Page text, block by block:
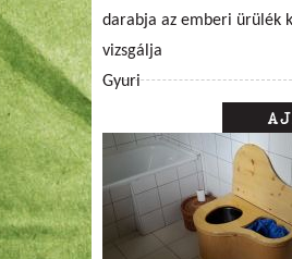
darabja az emberi ürülék
vizsgálja
Gyuri